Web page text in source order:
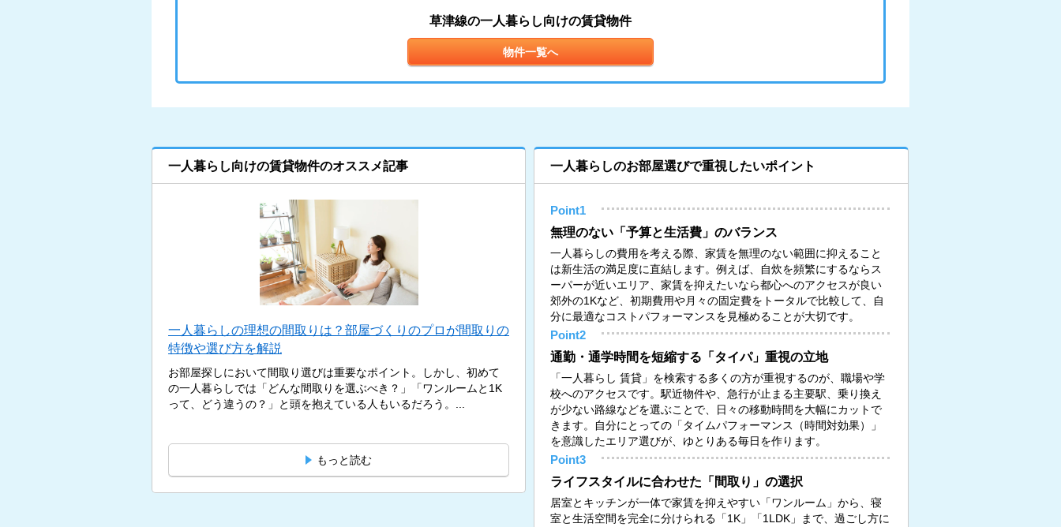
草津線の一人暮らし向けの賃貸物件
物件一覧へ
一人暮らし向けの賃貸物件のオススメ記事
一人暮らしの理想の間取りは？部屋づくりのプロが間取りの
特徴や選び方を解説
お部屋探しにおいて間取り選びは重要なポイント。しかし、初めて
の一人暮らしでは「どんな間取りを選ぶべき？」「ワンルームと1K
って、どう違うの？」と頭を抱えている人もいるだろう。...
もっと読む
一人暮らしのお部屋選びで重視したいポイント
Point1
無理のない「予算と生活費」のバランス
一人暮らしの費用を考える際、家賃を無理のない範囲に抑えること
は新生活の満足度に直結します。例えば、自炊を頻繁にするならス
ーパーが近いエリア、家賃を抑えたいなら都心へのアクセスが良い
郊外の1Kなど、初期費用や月々の固定費をトータルで比較して、自
分に最適なコストパフォーマンスを見極めることが大切です。
Point2
通勤・通学時間を短縮する「タイパ」重視の立地
「一人暮らし 賃貸」を検索する多くの方が重視するのが、職場や学
校へのアクセスです。駅近物件や、急行が止まる主要駅、乗り換え
が少ない路線などを選ぶことで、日々の移動時間を大幅にカットで
きます。自分にとっての「タイムパフォーマンス（時間対効果）」
を意識したエリア選びが、ゆとりある毎日を作ります。
Point3
ライフスタイルに合わせた「間取り」の選択
居室とキッチンが一体で家賃を抑えやすい「ワンルーム」から、寝
室と生活空間を完全に分けられる「1K」「1LDK」まで、過ごし方に